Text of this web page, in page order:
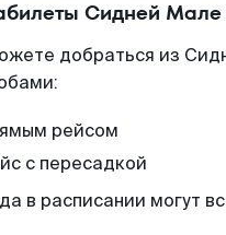
Сидней
добраться из
рейсом
с пересадкой
в расписании могут